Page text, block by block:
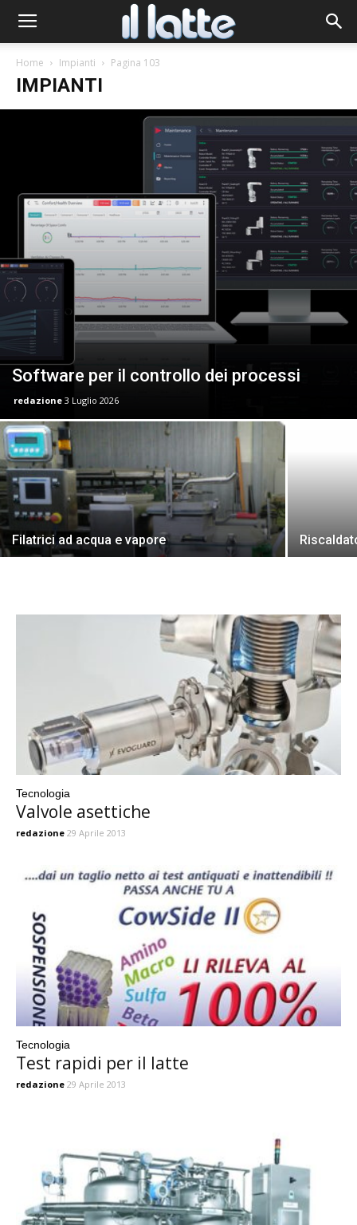
Home Impianti Pagina 103
IMPIANTI
Software per il controllo dei processi
redazione 3 Luglio 2026
Filatrici ad acqua e vapore
Tecnologia
Valvole asettiche
redazione 29 Aprile 2013
Tecnologia
Test rapidi per il latte
redazione 29 Aprile 2013